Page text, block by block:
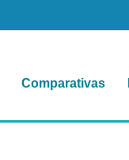
Comparativas